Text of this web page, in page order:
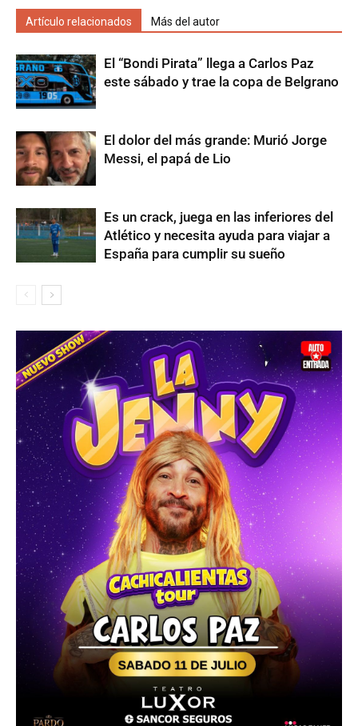
Artículo relacionados Más del autor
El “Bondi Pirata” llega a Carlos Paz
este sábado y trae la copa de Belgrano
El dolor del más grande: Murió Jorge
Messi, el papá de Lio
Es un crack, juega en las inferiores del
Atlético y necesita ayuda para viajar a
España para cumplir su sueño